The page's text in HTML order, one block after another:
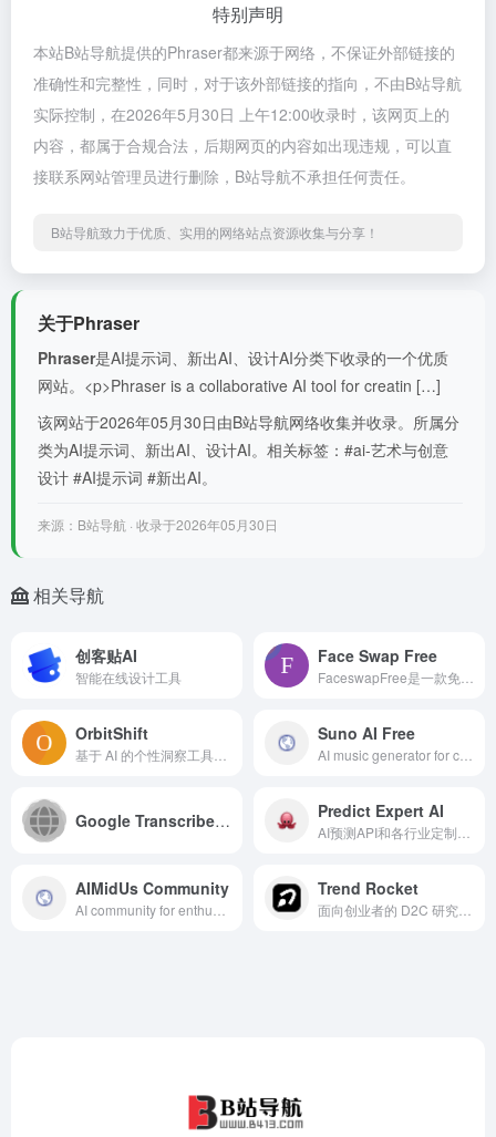
特别声明
本站B站导航提供的Phraser都来源于网络，不保证外部链接的
准确性和完整性，同时，对于该外部链接的指向，不由B站导航
实际控制，在2026年5月30日 上午12:00收录时，该网页上的
内容，都属于合规合法，后期网页的内容如出现违规，可以直
接联系网站管理员进行删除，B站导航不承担任何责任。
B站导航致力于优质、实用的网络站点资源收集与分享！
关于Phraser
Phraser是AI提示词、新出AI、设计AI分类下收录的一个优质
网站。<p>Phraser is a collaborative AI tool for creatin […]
该网站于2026年05月30日由B站导航网络收集并收录。所属分
类为AI提示词、新出AI、设计AI。相关标签：#ai-艺术与创意
设计 #AI提示词 #新出AI。
来源：B站导航 · 收录于2026年05月30日
相关导航
创客贴AI
智能在线设计工具
Face Swap Free
OrbitShift Suno AI Free
Google Transcribe & Summarize Live Predict Expert AI
AIMidUs Community Trend Rocket